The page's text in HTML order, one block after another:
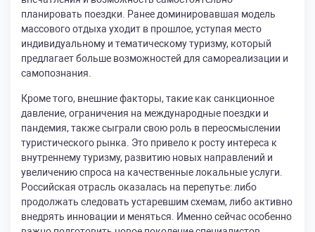
планировать поездки. Ранее доминировавшая модель
массового отдыха уходит в прошлое, уступая место
индивидуальному и тематическому туризму, который
предлагает больше возможностей для самореализации и
самопознания.
Кроме того, внешние факторы, такие как санкционное
давление, ограничения на международные поездки и
пандемия, также сыграли свою роль в переосмыслении
туристического рынка. Это привело к росту интереса к
внутреннему туризму, развитию новых направлений и
увеличению спроса на качественные локальные услуги.
Российская отрасль оказалась на перепутье: либо
продолжать следовать устаревшим схемам, либо активно
внедрять инновации и меняться. Именно сейчас особенно